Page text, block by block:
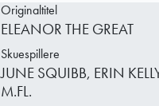
Originaltitel
ELEANOR THE GREAT
Skuespillere
JUNE SQUIBB, ERIN
M.FL.